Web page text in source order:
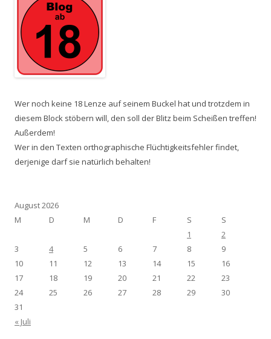
Wer noch keine 18 Lenze auf seinem Buckel hat und trotzdem in
diesem Block stöbern will, den soll der Blitz beim Scheißen treffen!
Außerdem!
Wer in den Texten orthographische Flüchtigkeitsfehler findet,
derjenige darf sie natürlich behalten!
August 2026
M
D M D F S
S
1
2
3
4 5 6 7 8
9
10
11 12 13 14 15
16
17
18 19 20 21 22
23
24
25 26 27 28 29
30
31
« Juli